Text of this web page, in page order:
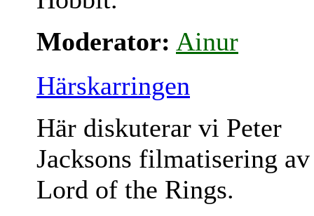
Moderator: Ainur
Härskarringen
Här diskuterar vi Peter
Jacksons filmatisering
Lord of the Rings.